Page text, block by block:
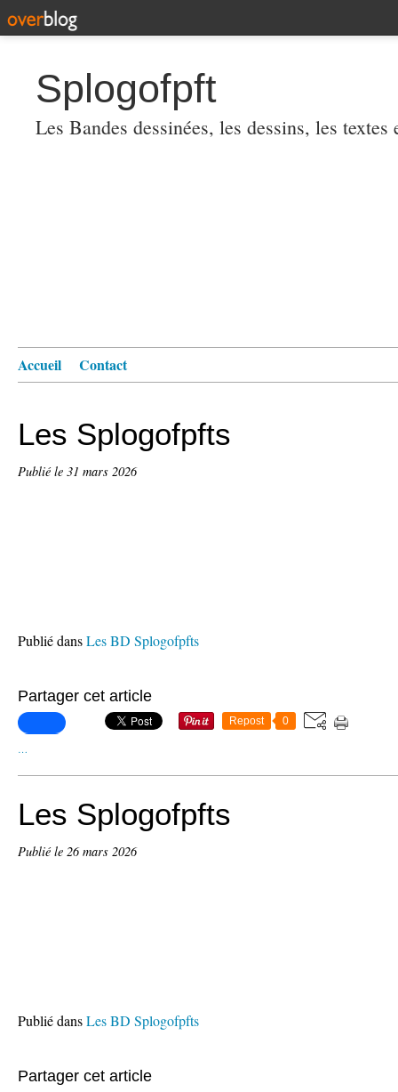
Splogofpft
Les Bandes dessinées, les dessins, les
Accueil Contact
Les Splogofpfts
Publié le 31 mars 2026
Publié dansLes BD Splogofpfts
Partager cet article
Repost 0
…
Les Splogofpfts
Publié le 26 mars 2026
Publié dansLes BD Splogofpfts
Partager cet article